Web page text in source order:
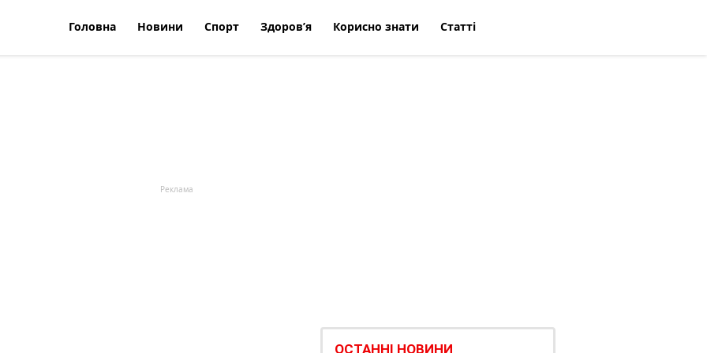
Головна Новини Спорт Здоров’я Корисно знати Статті
ОСТАННІ НОВИНИ